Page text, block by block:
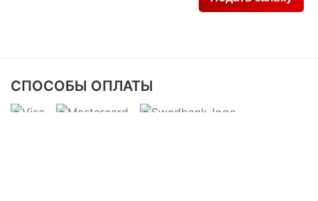
СПОСОБЫ ОПЛАТЫ